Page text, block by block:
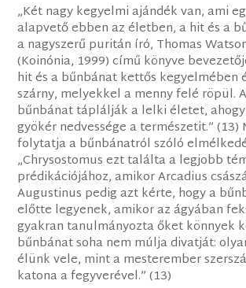
„Két nagy kegyelmi ajándék van, ami
alapvető ebben az életben, a hit és a
a nagyszerű puritán író, Thomas
(Koinónia, 1999) című könyve
hit és a bűnbánat kettős kegyelmében
szárny, melyekkel a menny felé röpül.
bűnbánat táplálják a lelki életet,
gyökér nedvessége a természetit.” (13)
folytatja a bűnbánatról szóló
„Chrysostomus ezt találta a legjobb
prédikációjához, amikor Arcadius
Augustinus pedig azt kérte, hogy a
előtte legyenek, amikor az ágyában
gyakran tanulmányozta őket könnyek
bűnbánat soha nem múlja divatját:
élünk vele, mint a mesterember
katona a fegyverével.” (13)